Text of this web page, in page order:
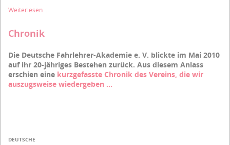
Weiterlesen …
Rückblick
auf
die
Anfänge
Chronik
Die Deutsche Fahrlehrer-Akademie e. V. blickte im Mai 2010
auf ihr 20-jähriges Bestehen zurück. Aus diesem Anlass
erschien eine kurzgefasste Chronik des Vereins, die wir
auszugsweise wiedergeben ...
DEUTSCHE